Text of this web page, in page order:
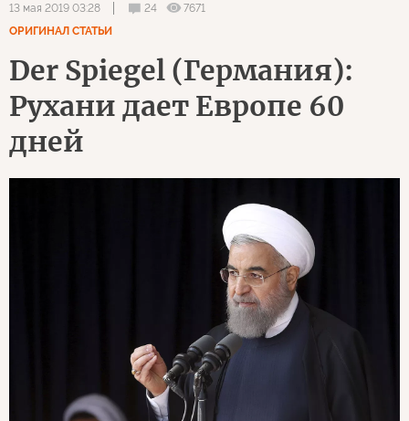
13 мая 2019 03:28 24
7671
ОРИГИНАЛ СТАТЬИ
Der Spiegel (Германия):
Рухани дает Европе 60
дней